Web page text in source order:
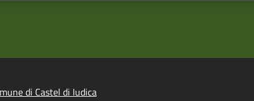
di Castel di Iudica